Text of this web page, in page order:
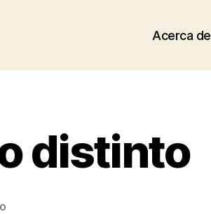
Acerca de
distinto
en